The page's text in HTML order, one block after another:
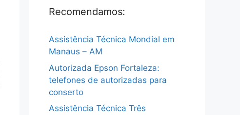
Recomendamos:
Assistência Técnica Mondial em
Manaus – AM
Autorizada Epson Fortaleza:
telefones de autorizadas para
conserto
Assistência Técnica Três